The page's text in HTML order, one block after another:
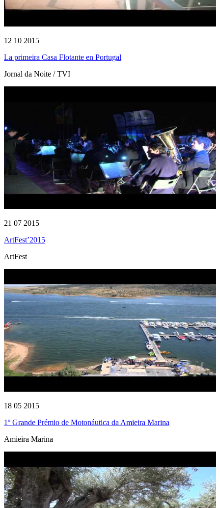
12 10 2015
La primeira Casa Flotante en Portugal
Jornal da Noite / TVI
21 07 2015
ArtFest’2015
ArtFest
18 05 2015
1º Grande Prémio de Motonáutica da Amieira Marina
Amieira Marina